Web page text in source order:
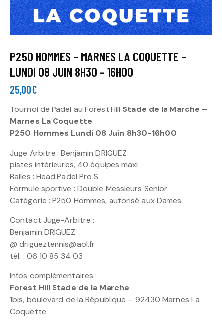
P250 HOMMES – MARNES LA COQUETTE –
LUNDI 08 JUIN 8H30 – 16H00
25,00€
Tournoi de Padel au Forest Hill Stade de la Marche –
Marnes La Coquette
P250 Hommes Lundi 08 Juin 8h30-16h00
Juge Arbitre : Benjamin DRIGUEZ
pistes intérieures, 40 équipes maxi
Balles : Head Padel Pro S
Formule sportive : Double Messieurs Senior
Catégorie : P250 Hommes, autorisé aux Dames.
Contact Juge-Arbitre :
Benjamin DRIGUEZ
@ drigueztennis@aol.fr
tél. : 06 10 85 34 03
Infos complémentaires :
Forest Hill Stade de la Marche
1bis, boulevard de la République – 92430 Marnes La
Coquette